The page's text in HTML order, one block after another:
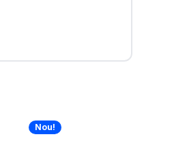
Nou!